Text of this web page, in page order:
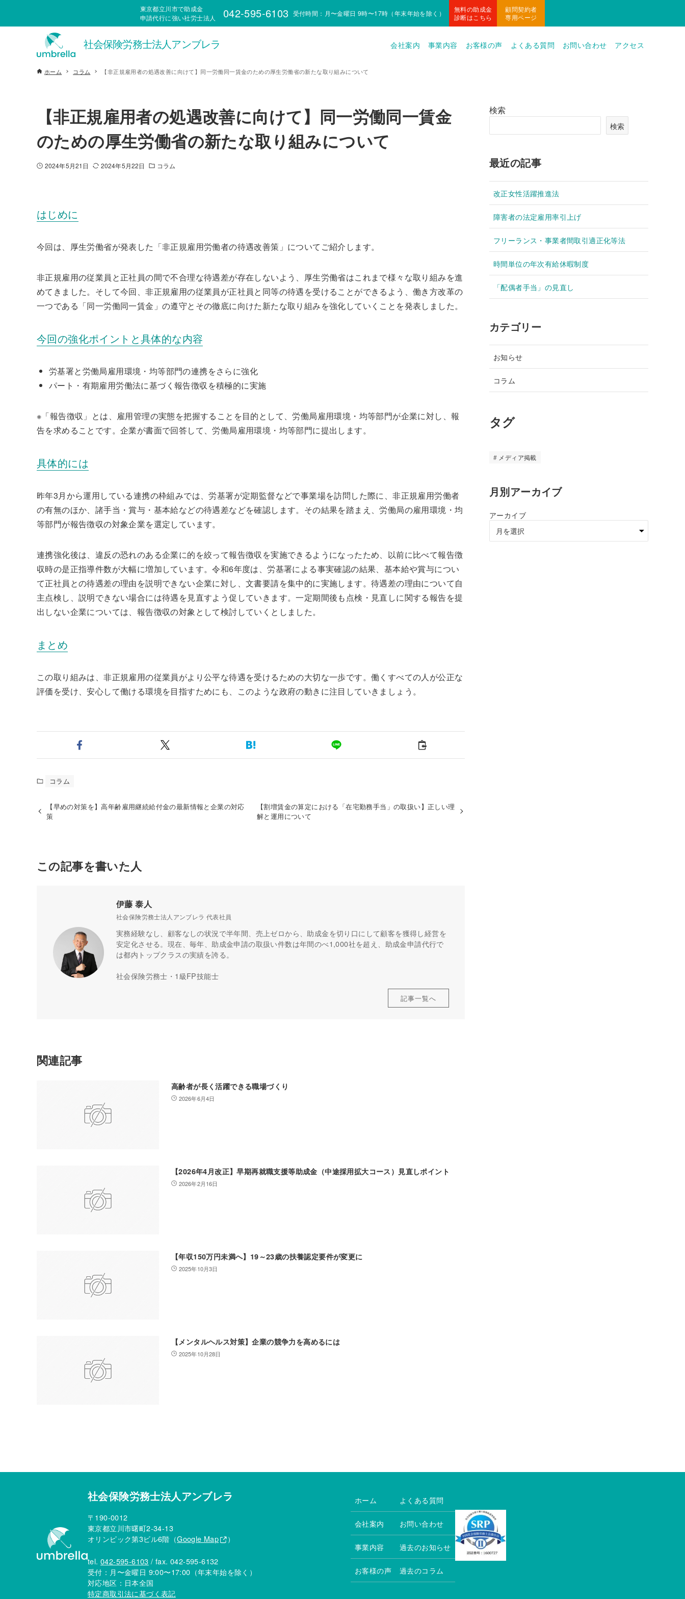
東京都立川市で助成金
申請代行に強い社労士法人
042-595-6103 受付時間：月〜金曜日 9時〜17時（年末年始を除く）
無料の助成金
診断はこちら
顧問契約者
専用ページ
会社案内 事業内容 お客様の声 よくある質問 お問い合わせ アクセス
ホーム コラム 【非正規雇用者の処遇改善に向けて】同一労働同一賃金のための厚生労働省の新たな取り組みについて
【非正規雇用者の処遇改善に向けて】同一労働同一賃金
のための厚生労働省の新たな取り組みについて
2024年5月21日 2024年5月22日 コラム
はじめに
今回は、厚生労働省が発表した「非正規雇用労働者の待遇改善策」についてご紹介します。
非正規雇用の従業員と正社員の間で不合理な待遇差が存在しないよう、厚生労働省はこれまで様々な取り組みを進
めてきました。そして今回、非正規雇用の従業員が正社員と同等の待遇を受けることができるよう、働き方改革の
一つである「同一労働同一賃金」の遵守とその徹底に向けた新たな取り組みを強化していくことを発表しました。
今回の強化ポイントと具体的な内容
労基署と労働局雇用環境・均等部門の連携をさらに強化
パート・有期雇用労働法に基づく報告徴収を積極的に実施
※「報告徴収」とは、雇用管理の実態を把握することを目的として、労働局雇用環境・均等部門が企業に対し、報
告を求めることです。企業が書面で回答して、労働局雇用環境・均等部門に提出します。
具体的には
昨年3月から運用している連携の枠組みでは、労基署が定期監督などで事業場を訪問した際に、非正規雇用労働者
の有無のほか、諸手当・賞与・基本給などの待遇差などを確認します。その結果を踏まえ、労働局の雇用環境・均
等部門が報告徴収の対象企業を選定しています。
連携強化後は、違反の恐れのある企業に的を絞って報告徴収を実施できるようになったため、以前に比べて報告徴
収時の是正指導件数が大幅に増加しています。令和6年度は、労基署による事実確認の結果、基本給や賞与につい
て正社員との待遇差の理由を説明できない企業に対し、文書要請を集中的に実施します。待遇差の理由について自
主点検し、説明できない場合には待遇を見直すよう促していきます。一定期間後も点検・見直しに関する報告を提
出しない企業については、報告徴収の対象として検討していくとしました。
まとめ
この取り組みは、非正規雇用の従業員がより公平な待遇を受けるための大切な一歩です。働くすべての人が公正な
評価を受け、安心して働ける環境を目指すためにも、このような政府の動きに注目していきましょう。
コラム
【早めの対策を】高年齢雇用継続給付金の最新情報と企業の対応
策
【割増賃金の算定における「在宅勤務手当」の取扱い】正しい理
解と運用について
この記事を書いた人
伊藤 泰人
社会保険労務士法人アンブレラ 代表社員
実務経験なし、顧客なしの状況で半年間、売上ゼロから、助成金を切り口にして顧客を獲得し経営を
安定化させる。現在、毎年、助成金申請の取扱い件数は年間のべ1,000社を超え、助成金申請代行で
は都内トップクラスの実績を誇る。
社会保険労務士・1級FP技能士
記事一覧へ
関連記事
高齢者が長く活躍できる職場づくり
2026年6月4日
【2026年4月改正】早期再就職支援等助成金（中途採用拡大コース）見直しポイント
2026年2月16日
【年収150万円未満へ】19～23歳の扶養認定要件が変更に
2025年10月3日
【メンタルヘルス対策】企業の競争力を高めるには
2025年10月28日
検索
検索
最近の記事
改正女性活躍推進法
障害者の法定雇用率引上げ
フリーランス・事業者間取引適正化等法
時間単位の年次有給休暇制度
「配偶者手当」の見直し
カテゴリー
お知らせ
コラム
タグ
メディア掲載
月別アーカイブ
アーカイブ
社会保険労務士法人アンブレラ
〒190-0012
東京都立川市曙町2-34-13
オリンピック第3ビル6階（Google Map ）
tel. 042-595-6103 / fax. 042-595-6132
受付：月〜金曜日 9:00〜17:00 （年末年始を除く）
対応地区：日本全国
特定商取引法に基づく表記
ホーム
会社案内
事業内容
お客様の声
よくある質問
お問い合わせ
過去のお知らせ
過去のコラム